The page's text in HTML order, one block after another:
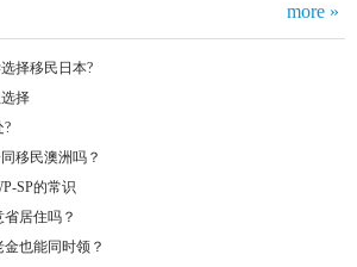
more »
择移民日本?
择
?
移民澳洲吗？
SP的常识
居住吗？
也能同时领？